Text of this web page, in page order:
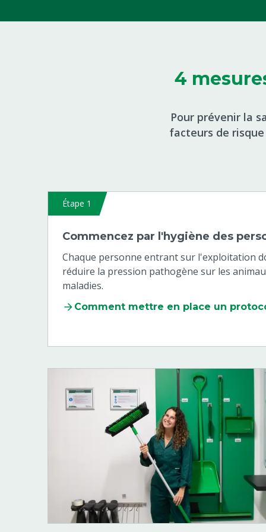
4
Pour prévenir la
facteurs de
Étape 1
Commencez par l'hygiène des
Chaque personne entrant sur l'exploitation
réduire la pression pathogène sur les
maladies.
Comment mettre en place un